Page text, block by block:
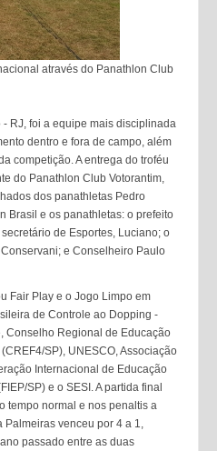
através do Panathlon Club
RJ, foi a equipe mais disciplinada
dentro e fora de campo, além
competição. A entrega do troféu
do Panathlon Club Votorantim,
dos panathletas Pedro
Brasil e os panathletas: o prefeito
de Esportes, Luciano; o
e Conselheiro Paulo
Fair Play e o Jogo Limpo em
de Controle ao Dopping -
Conselho Regional de Educação
SP), UNESCO, Associação
Internacional de Educação
SP) e o SESI. A partida final
tempo normal e nos penaltis a
venceu por 4 a 1,
passado entre as duas